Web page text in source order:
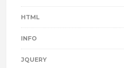
HTML
INFO
JQUERY